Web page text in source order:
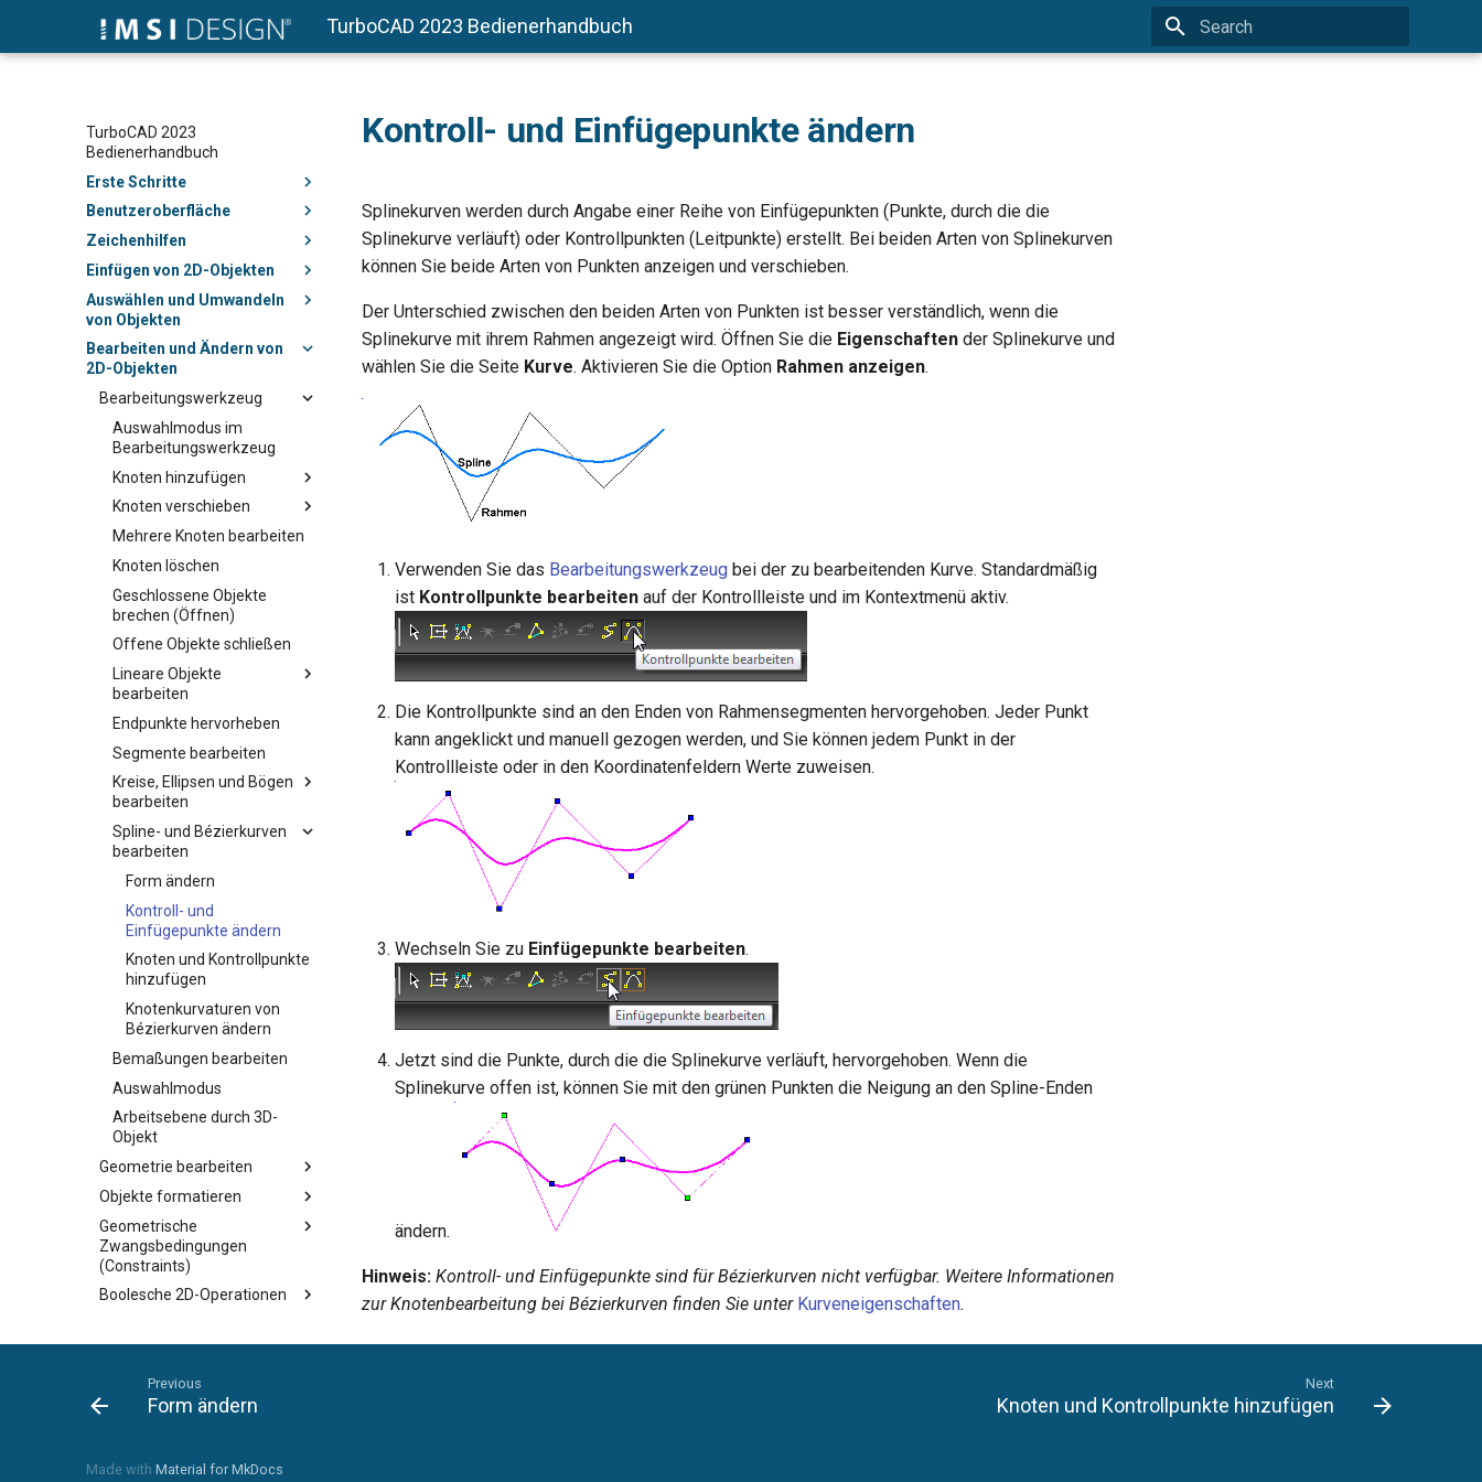
TurboCAD 2023 Bedienerhandbuch
TurboCAD 2023
Bedienerhandbuch
Erste Schritte
Benutzeroberfläche
Zeichenhilfen
Einfügen von 2D-Objekten
Auswählen und Umwandeln
von Objekten
Bearbeiten und Ändern von
2D-Objekten
Bearbeitungswerkzeug
Auswahlmodus im
Bearbeitungswerkzeug
Knoten hinzufügen
Knoten verschieben
Mehrere Knoten bearbeiten
Knoten löschen
Geschlossene Objekte
brechen (Öffnen)
Offene Objekte schließen
Lineare Objekte
bearbeiten
Endpunkte hervorheben
Segmente bearbeiten
Kreise, Ellipsen und Bögen
bearbeiten
Spline- und Bézierkurven
bearbeiten
Form ändern
Kontroll- und
Einfügepunkte ändern
Knoten und Kontrollpunkte
hinzufügen
Knotenkurvaturen von
Bézierkurven ändern
Bemaßungen bearbeiten
Auswahlmodus
Arbeitsebene durch 3D-
Objekt
Geometrie bearbeiten
Objekte formatieren
Geometrische
Zwangsbedingungen
(Constraints)
Boolesche 2D-Operationen
Überlappungen entfernen
Eigenschaften übernehmen
Annotationen
Kontroll- und Einfügepunkte ändern
Splinekurven werden durch Angabe einer Reihe von Einfügepunkten (Punkte, durch die die
Splinekurve verläuft) oder Kontrollpunkten (Leitpunkte) erstellt. Bei beiden Arten von Splinekurven
können Sie beide Arten von Punkten anzeigen und verschieben.
Der Unterschied zwischen den beiden Arten von Punkten ist besser verständlich, wenn die
Splinekurve mit ihrem Rahmen angezeigt wird. Öffnen Sie die Eigenschaften der Splinekurve und
wählen Sie die Seite Kurve. Aktivieren Sie die Option Rahmen anzeigen.
Verwenden Sie das Bearbeitungswerkzeug bei der zu bearbeitenden Kurve. Standardmäßig
ist Kontrollpunkte bearbeiten auf der Kontrollleiste und im Kontextmenü aktiv.
Die Kontrollpunkte sind an den Enden von Rahmensegmenten hervorgehoben. Jeder Punkt
kann angeklickt und manuell gezogen werden, und Sie können jedem Punkt in der
Kontrollleiste oder in den Koordinatenfeldern Werte zuweisen.
Wechseln Sie zu Einfügepunkte bearbeiten.
Jetzt sind die Punkte, durch die die Splinekurve verläuft, hervorgehoben. Wenn die
Splinekurve offen ist, können Sie mit den grünen Punkten die Neigung an den Spline-Enden
ändern.
Hinweis: Kontroll- und Einfügepunkte sind für Bézierkurven nicht verfügbar. Weitere Informationen
zur Knotenbearbeitung bei Bézierkurven finden Sie unter Kurveneigenschaften.
Previous
Form ändern
Next
Knoten und Kontrollpunkte hinzufügen
Made with Material for MkDocs